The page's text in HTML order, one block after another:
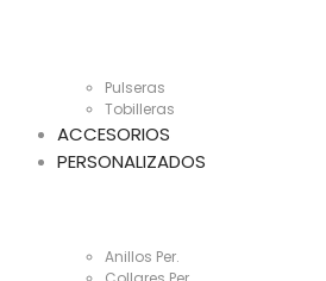
Pulseras
Tobilleras
ACCESORIOS
PERSONALIZADOS
Anillos Per.